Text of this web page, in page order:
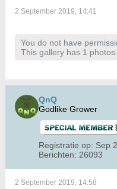
2 September 2019, 14:41
You do not have
This gallery has 1 photos.
QnQ
Godlike Grower
Registratie op: Sep
Berichten: 26093
2 September 2019, 14:58